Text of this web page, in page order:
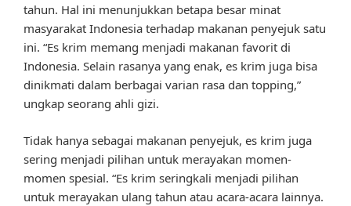
tahun. Hal ini menunjukkan betapa besar minat
masyarakat Indonesia terhadap makanan penyejuk satu
ini. “Es krim memang menjadi makanan favorit di
Indonesia. Selain rasanya yang enak, es krim juga bisa
dinikmati dalam berbagai varian rasa dan topping,”
ungkap seorang ahli gizi.
Tidak hanya sebagai makanan penyejuk, es krim juga
sering menjadi pilihan untuk merayakan momen-
momen spesial. “Es krim seringkali menjadi pilihan
untuk merayakan ulang tahun atau acara-acara lainnya.